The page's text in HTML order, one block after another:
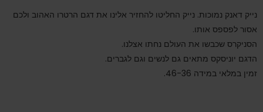
נייק דאנק נמוכות. נייק החליטו להחזיר אלינו את דגם הרטרו האהוב ולכם
אסור לפספס אותו.
הסניקרס שכבשו את העולם נחתו אצלנו.
הדגם יוניסקס מתאים גם לנשים וגם לגברים.
זמין במלאי במידה 46-36.